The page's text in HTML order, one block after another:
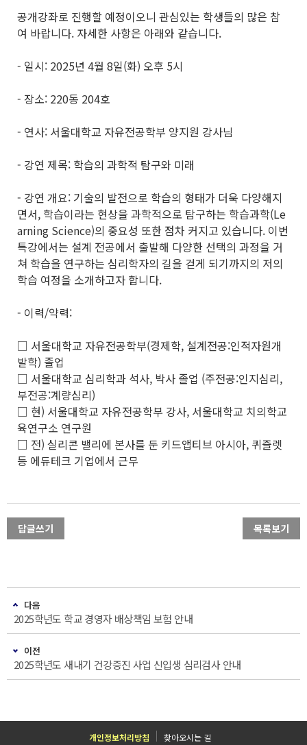
공개강좌로 진행할 예정이오니 관심있는 학생들의 많은 참
여 바랍니다. 자세한 사항은 아래와 같습니다.
- 일시: 2025년 4월 8일(화) 오후 5시
- 장소: 220동 204호
- 연사: 서울대학교 자유전공학부 양지원 강사님
- 강연 제목: 학습의 과학적 탐구와 미래
- 강연 개요: 기술의 발전으로 학습의 형태가 더욱 다양해지
면서, 학습이라는 현상을 과학적으로 탐구하는 학습과학(Le
arning Science)의 중요성 또한 점차 커지고 있습니다. 이번
특강에서는 설계 전공에서 출발해 다양한 선택의 과정을 거
쳐 학습을 연구하는 심리학자의 길을 걷게 되기까지의 저의
학습 여정을 소개하고자 합니다.
- 이력/약력:
□ 서울대학교 자유전공학부(경제학, 설계전공:인적자원개
발학) 졸업
□ 서울대학교 심리학과 석사, 박사 졸업 (주전공:인지심리,
부전공:계량심리)
□ 현) 서울대학교 자유전공학부 강사, 서울대학교 치의학교
육연구소 연구원
□ 전) 실리콘 밸리에 본사를 둔 키드앱티브 아시아, 퀴즐렛
등 에듀테크 기업에서 근무
답글쓰기 목록보기
다음
2025학년도 학교 경영자 배상책임 보험 안내
이전
2025학년도 새내기 건강증진 사업 신입생 심리검사 안내
개인정보처리방침 찾아오시는 길